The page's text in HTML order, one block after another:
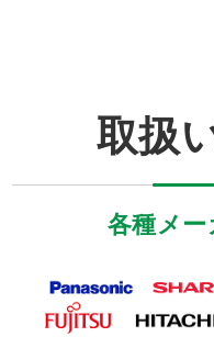
取扱
各種メ